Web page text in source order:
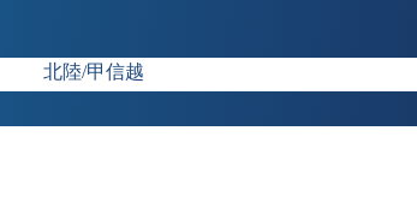
北陸/甲信越